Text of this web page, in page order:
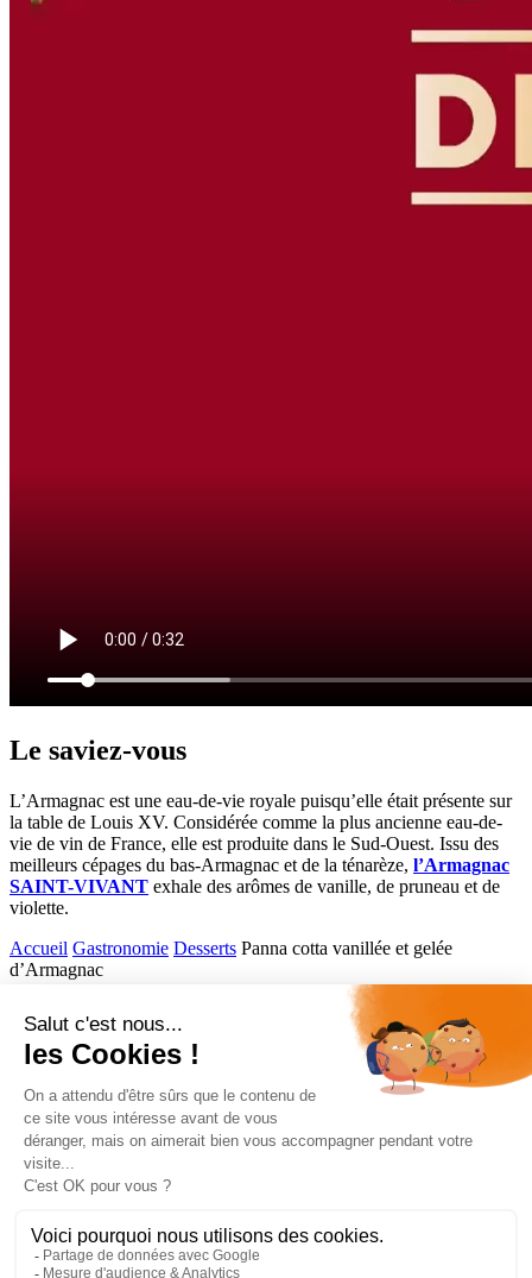
Le saviez-vous
L’Armagnac est une eau-de-vie royale puisqu’elle était présente sur
la table de Louis XV. Considérée comme la plus ancienne eau-de-
vie de vin de France, elle est produite dans le Sud-Ouest. Issu des
meilleurs cépages du bas-Armagnac et de la ténarèze, l’Armagnac
SAINT-VIVANT exhale des arômes de vanille, de pruneau et de
violette.
Accueil Gastronomie Desserts Panna cotta vanillée et gelée
d’Armagnac
Accès rapide
Gamme
Gastronomie
Informations
Mentions légales
Politique de confidentialité
Ce site est protégé par le reCAPTCHA Google.
Politique de confidentialitéetconditions d’utilisations